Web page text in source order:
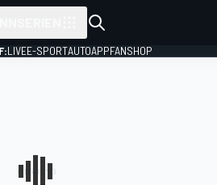
LIVEE-SPORTAUTOAPPFANSHOP